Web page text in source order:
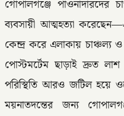
গোপালগঞ্জে
ব্যবসায়ী আত্মহত্যা
কেন্দ্র করে এলাকায় চাঞ্চল্য
পোস্টমর্টেম ছাড়াই দ্রুত
পরিস্থিতি আরও জটিল হয়ে
ময়নাতদন্তের জন্য